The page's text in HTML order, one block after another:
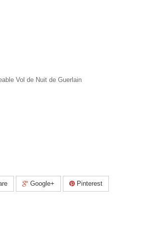
Vol de Nuit de Guerlain
Google+ Pinterest